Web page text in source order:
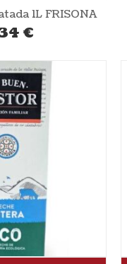
1L FRISONA
€